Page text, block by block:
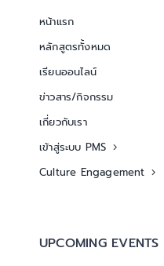
หน้าแรก
หลักสูตรทั้งหมด
เรียนออนไลน์
ข่าวสาร/กิจกรรม
เกี่ยวกับเรา
เข้าสู่ระบบ PMS
Culture Engagement
UPCOMING EVENTS